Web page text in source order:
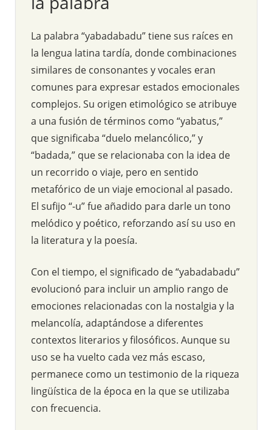
La palabra “yabadabadu” tiene sus raíces en
la lengua latina tardía, donde combinaciones
similares de consonantes y vocales eran
comunes para expresar estados emocionales
complejos. Su origen etimológico se atribuye
a una fusión de términos como “yabatus,”
que significaba “duelo melancólico,” y
“badada,” que se relacionaba con la idea de
un recorrido o viaje, pero en sentido
metafórico de un viaje emocional al pasado.
El sufijo “-u” fue añadido para darle un tono
melódico y poético, reforzando así su uso en
la literatura y la poesía.
Con el tiempo, el significado de “yabadabadu”
evolucionó para incluir un amplio rango de
emociones relacionadas con la nostalgia y la
melancolía, adaptándose a diferentes
contextos literarios y filosóficos. Aunque su
uso se ha vuelto cada vez más escaso,
permanece como un testimonio de la riqueza
lingüística de la época en la que se utilizaba
con frecuencia.